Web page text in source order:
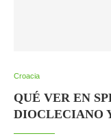
Croacia
QUÉ VER EN
DIOCLECIANO